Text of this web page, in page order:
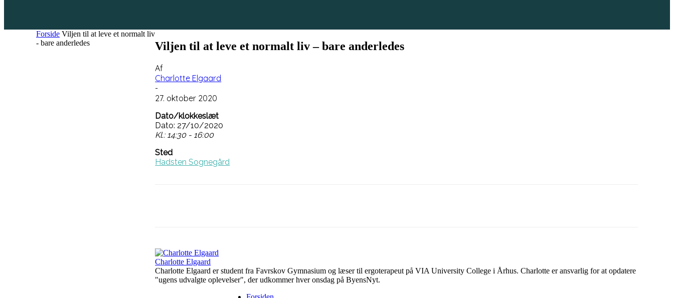
Forside Viljen til at leve et normalt liv
- bare anderledes
Viljen til at leve et normalt liv – bare anderledes
Af
Charlotte Elgaard
-
27. oktober 2020
Dato/klokkeslæt
Dato: 27/10/2020
Kl.: 14:30 - 16:00
Sted
Hadsten Sognegård
Charlotte Elgaard
Charlotte Elgaard er student fra Favrskov Gymnasium og læser til ergoterapeut på VIA University College i Århus. Charlotte er ansvarlig for at opdatere
"ugens udvalgte oplevelser", der udkommer hver onsdag på ByensNyt.